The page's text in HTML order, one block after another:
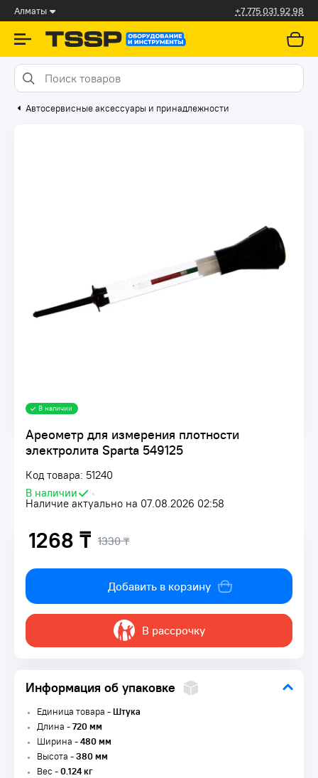
Алматы +7 775 031 92 98
Автосервисные аксессуары и принадлежности
Ареометр для измерения плотности
электролита Sparta 549125
Код товара: 51240
В наличии
•
Наличие актуально на 07.08.2026 02:58
В наличии
1268 ₸ 1330 ₸
Добавить в корзину
В рассрочку
Информация об упаковке
Единица товара -Штука
Длина -720 мм
Ширина -480 мм
Высота -380 мм
Вес -0.124 кг